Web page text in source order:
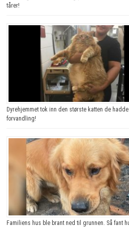
tårer!
Dyrehjemmet tok inn den største katten de
forvandling!
Familiens hus ble brant ned til grunnen. Så fant